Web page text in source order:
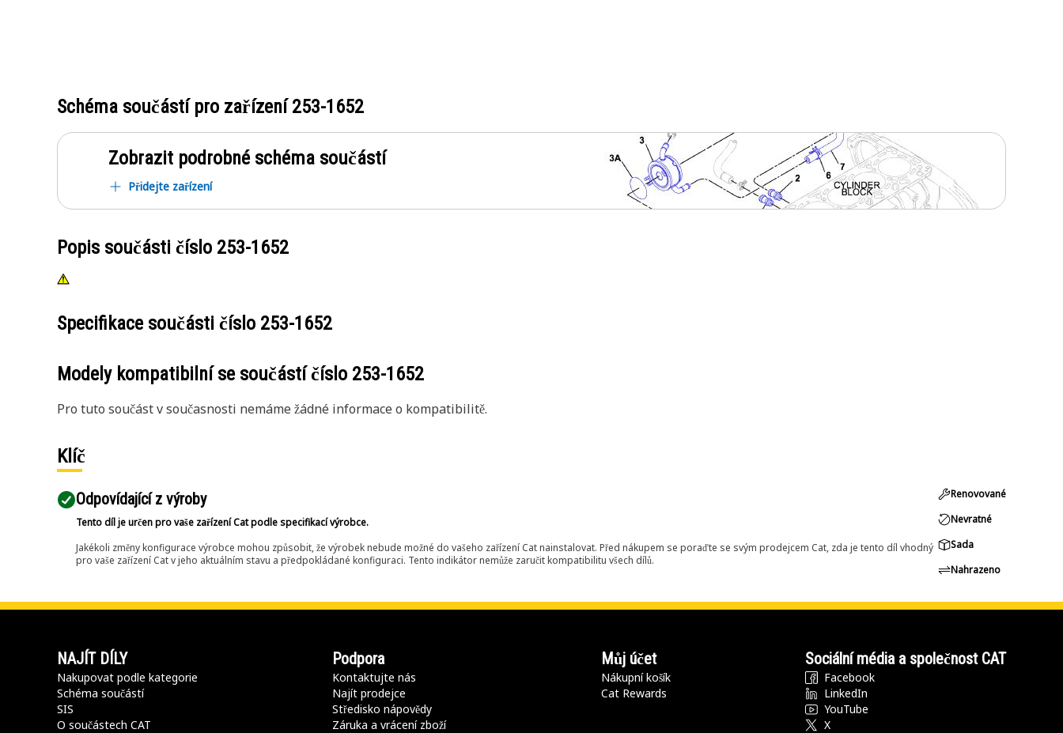
Schéma součástí pro zařízení253-1652
Zobrazit podrobné schéma součástí
Přidejte zařízení
Popis součásti číslo 253-1652
Specifikace součásti číslo 253-1652
Modely kompatibilní se součástí číslo 253-1652
Pro tuto součást v současnosti nemáme žádné informace o kompatibilitě.
Klíč
Odpovídající z výroby
Tento díl je určen pro vaše zařízení Cat podle specifikací výrobce.
Jakékoli změny konfigurace výrobce mohou způsobit, že výrobek nebude možné do vašeho zařízení Cat nainstalovat. Před nákupem se poraďte se svým prodejcem Cat, zda je tento díl vhodný
pro vaše zařízení Cat v jeho aktuálním stavu a předpokládané konfiguraci. Tento indikátor nemůže zaručit kompatibilitu všech dílů.
Renovované
Nevratné
Sada
Nahrazeno
NAJÍT DÍLY
Nakupovat podle kategorie
Schéma součástí
SIS
O součástech CAT
Podpora
Kontaktujte nás
Najít prodejce
Středisko nápovědy
Záruka a vrácení zboží
Můj účet
Nákupní košík
Cat Rewards
Sociální média a společnost CAT
Facebook
LinkedIn
YouTube
X